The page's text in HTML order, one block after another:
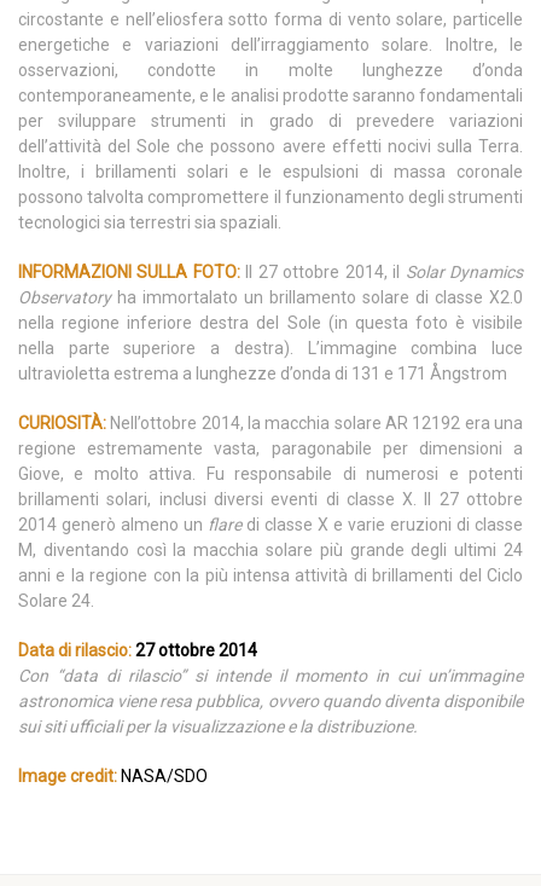
circostante e nell’eliosfera sotto forma di vento solare, particelle
energetiche e variazioni dell’irraggiamento solare. Inoltre, le
osservazioni, condotte in molte lunghezze d’onda
contemporaneamente, e le analisi prodotte saranno fondamentali
per sviluppare strumenti in grado di prevedere variazioni
dell’attività del Sole che possono avere effetti nocivi sulla Terra.
Inoltre, i brillamenti solari e le espulsioni di massa coronale
possono talvolta compromettere il funzionamento degli strumenti
tecnologici sia terrestri sia spaziali.
INFORMAZIONI SULLA FOTO: Il 27 ottobre 2014, il Solar Dynamics
Observatoryha immortalato un brillamento solare di classe X2.0
nella regione inferiore destra del Sole (in questa foto è visibile
nella parte superiore a destra). L’immagine combina luce
ultravioletta estrema a lunghezze d’onda di 131 e 171 Ångstrom
CURIOSITÀ: Nell’ottobre 2014, la macchia solare AR 12192 era una
regione estremamente vasta, paragonabile per dimensioni a
Giove, e molto attiva. Fu responsabile di numerosi e potenti
brillamenti solari, inclusi diversi eventi di classe X. Il 27 ottobre
2014 generò almeno un flaredi classe X e varie eruzioni di classe
M, diventando così la macchia solare più grande degli ultimi 24
anni e la regione con la più intensa attività di brillamenti del Ciclo
Solare 24.
Data di rilascio:27 ottobre 2014
Con “data di rilascio” si intende il momento in cui un’immagine
astronomica viene resa pubblica, ovvero quando diventa disponibile
sui siti ufficiali per la visualizzazione e la distribuzione.
Image credit: NASA/SDO